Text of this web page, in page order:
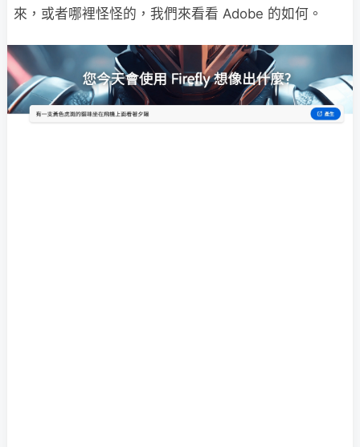
來，或者哪裡怪怪的，我們來看看 Adobe 的如何。